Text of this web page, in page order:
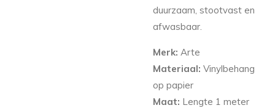
duurzaam, stootvast en
afwasbaar.
Merk: Arte
Materiaal: Vinylbehang
op papier
Maat: Lengte 1 meter